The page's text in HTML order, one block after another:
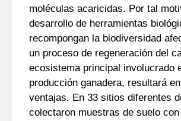
moléculas acaricidas. Por tal
desarrollo de herramientas
recompongan la biodiversidad
un proceso de regeneración del
ecosistema principal involucrado
producción ganadera, resultará
ventajas. En 33 sitios diferentes
colectaron muestras de suelo